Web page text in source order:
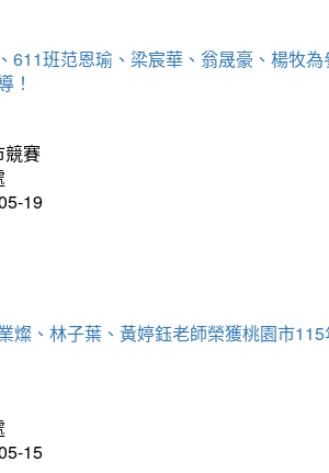
611班范恩瑜、梁宸華、翁晟豪、楊牧
！
競賽
19
燦、林子葉、黃婷鈺老師榮獲桃園市
15